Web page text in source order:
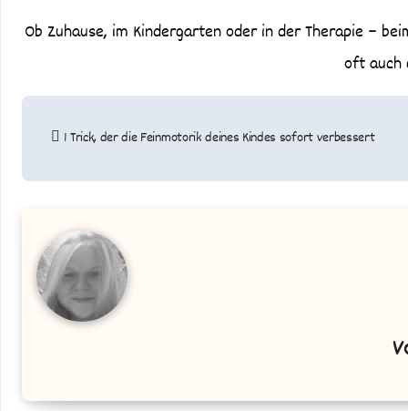
Ob Zuhause, im Kindergarten oder in der Therapie –
oft auch
Beitragsnavigation
1 Trick, der die Feinmotorik deines Kindes sofort verbessert